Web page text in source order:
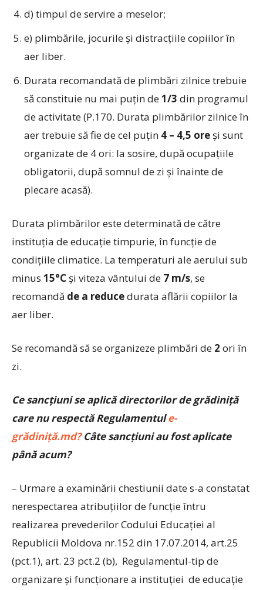
d) timpul de servire a meselor;
e) plimbările, jocurile şi distracţiile copiilor în
aer liber.
Durata recomandată de plimbări zilnice trebuie
să constituie nu mai puţin de1/3 din programul
de activitate (P.170. Durata plimbărilor zilnice în
aer trebuie să fie de cel puţin 4 – 4,5 ore şi sunt
organizate de 4 ori: la sosire, după ocupaţiile
obligatorii, după somnul de zi şi înainte de
plecare acasă).
Durata plimbărilor este determinată de către
instituţia de educaţie timpurie, în funcţie de
condiţiile climatice. La temperaturi ale aerului sub
minus 15°C şi viteza vântului de 7 m/s, se
recomandă de a reducedurata aflării copiilor la
aer liber.
Se recomandă să se organizeze plimbări de 2 ori în
zi.
Ce sancţiuni se aplică directorilor de grădiniţă
care nu respectă Regulamentule-
grădiniță.md?Câte sancţiuni au fost aplicate
până acum?
– Urmare a examinării chestiunii date s-a constatat
nerespectarea atribuţiilor de funcţie întru
realizarea prevederilor Codului Educaţiei al
Republicii Moldova nr.152 din 17.07.2014, art.25
(pct.1), art. 23 pct.2 (b), Regulamentul-tip de
organizare şi funcţionare a instituţiei de educaţie